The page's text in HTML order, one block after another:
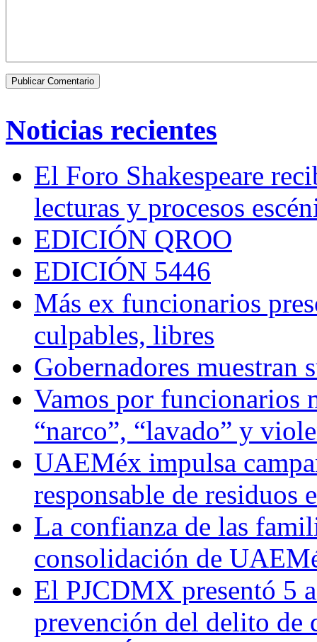
Noticias recientes
El Foro Shakespeare
lecturas y procesos
EDICIÓN QROO
EDICIÓN 5446
Más ex funcionarios
culpables, libres
Gobernadores muestran
Vamos por funcionarios
“narco”, “lavado” y
UAEMéx impulsa
responsable de residuos
La confianza de las
consolidación de
El PJCDMX presentó 5
prevención del delito de